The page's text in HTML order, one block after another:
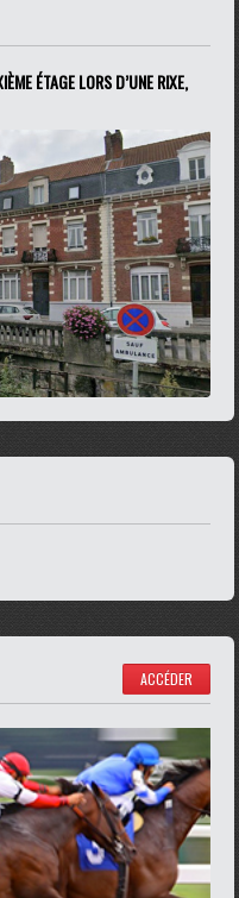
ÉTAGE LORS D’UNE RIXE,
ACCÉDER